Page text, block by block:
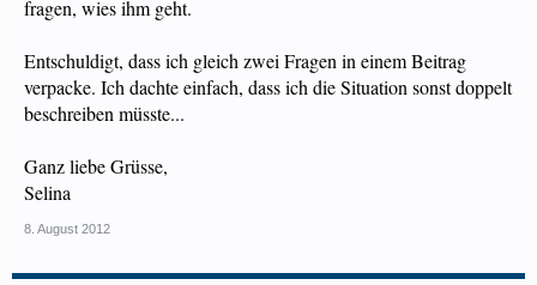
fragen, wies ihm geht.
Entschuldigt, dass ich gleich zwei Fragen in einem Beitrag
verpacke. Ich dachte einfach, dass ich die Situation sonst doppelt
beschreiben müsste...
Ganz liebe Grüsse,
Selina
8. August 2012